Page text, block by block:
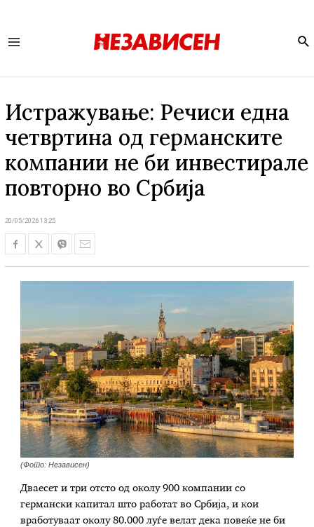
Истражување: Речиси една
четвртина од германските
компании не би инвестирале
повторно во Србија
20/05/2026 13:25
(Фото: Независен)
Дваесет и три отсто од околу 900 компании со
германски капитал што работат во Србија, и кои
вработуваат околу 80.000 луѓе велат дека повеќе не би